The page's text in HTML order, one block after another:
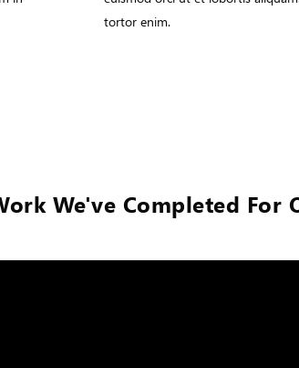
tortor enim.
We've Completed For